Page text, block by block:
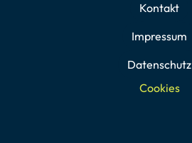
Kontakt
Impressum
Datenschutz
Cookies